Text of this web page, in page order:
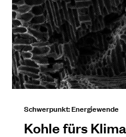
Schwerpunkt: Energiewende
Kohle fürs Klima